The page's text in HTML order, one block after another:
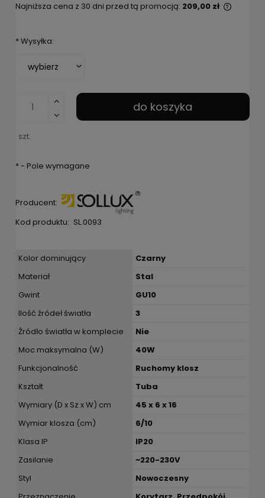
Najniższa cena z 30 dni przed tą promocją: 209,00 zł
*Wysyłka:
szt.
do koszyka
*- Pole wymagane
Producent:
Kod produktu: SL.0093
Kolor dominujący
Czarny
Materiał
Stal
Gwint
GU10
Ilość źródeł światła
3
Źródło światła w komplecie
Nie
Moc maksymalna (W)
40W
Funkcjonalność
Ruchomy klosz
Kształt
Tuba
Wymiary (D x Sz x W) cm
45 x 6 x 16
Wymiar klosza (cm)
6/10
Klasa IP
IP20
Zasilanie
~220-230V
Styl
Nowoczesny